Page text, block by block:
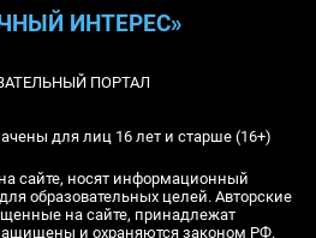
ИНТЕРЕС»
ПОРТАЛ
для лиц 16 лет и старше (16+)
сайте, носят информационный
образовательных целей. Авторские
на сайте, принадлежат
и охраняются законом РФ.